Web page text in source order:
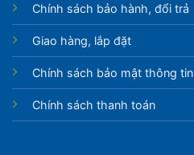
Chính sách bảo hành, đổi trả
Giao hàng, lắp đặt
Chính sách bảo mật thông tin
Chính sách thanh toán